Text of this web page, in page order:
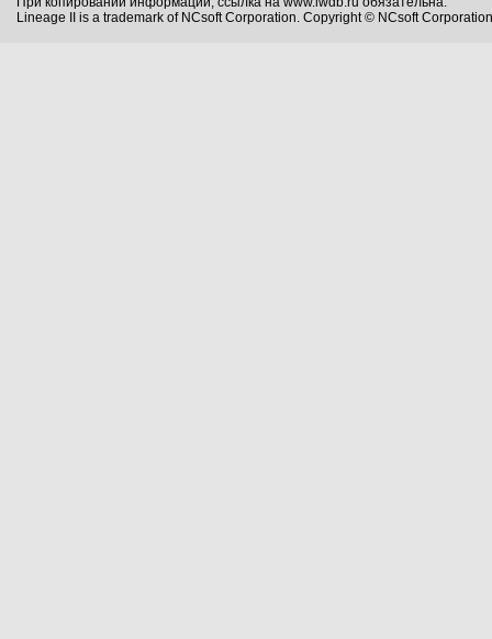
Lineage II is a trademark of NCsoft Corporation. Copyright © NCsoft